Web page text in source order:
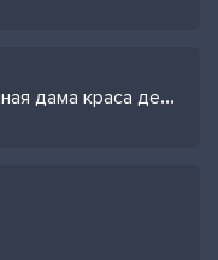
дама краса деловая